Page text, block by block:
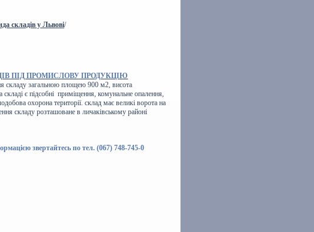
складів у Львові/
ПІД ПРОМИСЛОВУ ПРОДУКЦІЮ
складу загальною площею 900 м2, висота
є підсобні приміщення, комунальне опалення,
охорона території. склад має великі ворота на
складу розташоване в личаківському районі
звертайтесь по тел. (067) 748-745-0